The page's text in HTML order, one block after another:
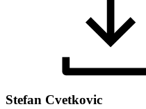
Stefan Cvetkovic